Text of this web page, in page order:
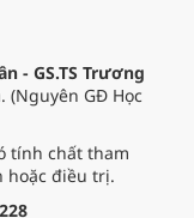
- GS.TS Trương
(Nguyên GĐ Học
tính chất tham
hoặc điều trị.